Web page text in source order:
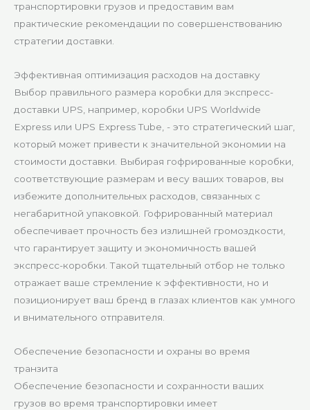
транспортировки грузов и предоставим вам
практические рекомендации по совершенствованию
стратегии доставки.
Эффективная оптимизация расходов на доставку
Выбор правильного размера коробки для экспресс-
доставки UPS, например, коробки UPS Worldwide
Express или UPS Express Tube, - это стратегический шаг,
который может привести к значительной экономии на
стоимости доставки. Выбирая гофрированные коробки,
соответствующие размерам и весу ваших товаров, вы
избежите дополнительных расходов, связанных с
негабаритной упаковкой. Гофрированный материал
обеспечивает прочность без излишней громоздкости,
что гарантирует защиту и экономичность вашей
экспресс-коробки. Такой тщательный отбор не только
отражает ваше стремление к эффективности, но и
позиционирует ваш бренд в глазах клиентов как умного
и внимательного отправителя.
Обеспечение безопасности и охраны во время
транзита
Обеспечение безопасности и сохранности ваших
грузов во время транспортировки имеет